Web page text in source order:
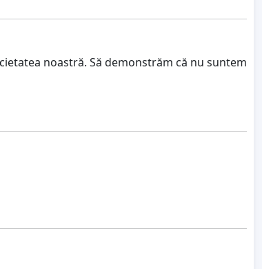
noastră. Să demonstrăm că nu suntem